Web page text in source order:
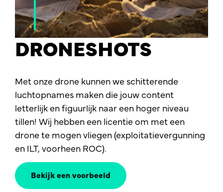
DRONESHOTS
Met onze drone kunnen we schitterende
luchtopnames maken die jouw content
letterlijk en figuurlijk naar een hoger niveau
tillen! Wij hebben een licentie om met een
drone te mogen vliegen (exploitatievergunning
en ILT, voorheen ROC).
Bekijk een voorbeeld